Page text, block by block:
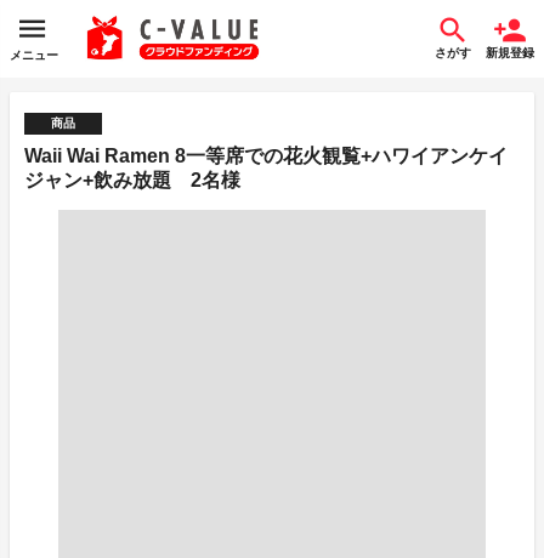
メニュー さがす 新規登録
商品
Waii Wai Ramen 8一等席での花火観覧+ハワイアンケイ
ジャン+飲み放題 2名様